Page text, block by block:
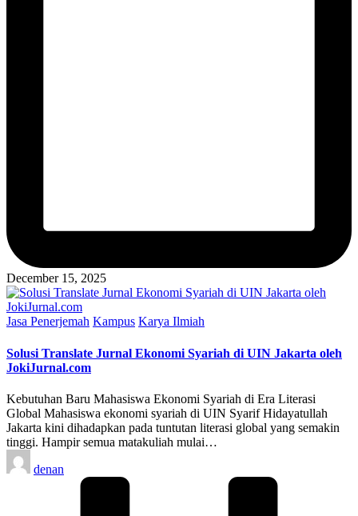
December 15, 2025
Posted
Jasa Penerjemah Kampus Karya Ilmiah
Solusi Translate Jurnal Ekonomi Syariah di UIN Jakarta oleh
JokiJurnal.com
Kebutuhan Baru Mahasiswa Ekonomi Syariah di Era Literasi
Global Mahasiswa ekonomi syariah di UIN Syarif Hidayatullah
Jakarta kini dihadapkan pada tuntutan literasi global yang semakin
tinggi. Hampir semua matakuliah mulai…
Posted
by
denan